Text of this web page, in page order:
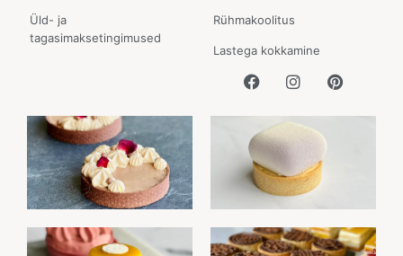
Üld- ja
tagasimaksetingimused
Rühmakoolitus
Lastega kokkamine